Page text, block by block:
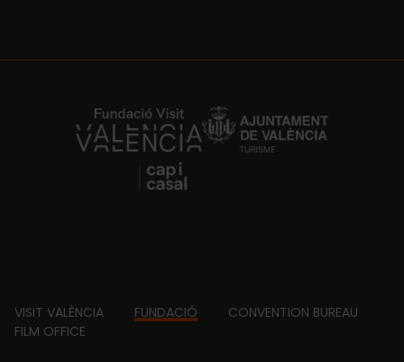
https://fundacion.visitvalencia.com/
Footer
VISIT VALÈNCIA FUNDACIÓ
CONVENTION BUREAU
FILM OFFICE